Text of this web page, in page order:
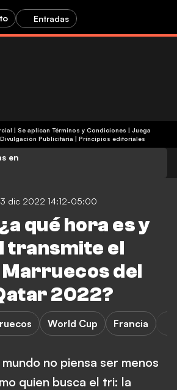
Entradas
Divulgación Publicitária | Principios editoriales
en
dic 2022 14:12-05:00
qué hora es y
transmite el
del
2022?
World Cup Francia
no piensa ser menos
quien busca el tri: la